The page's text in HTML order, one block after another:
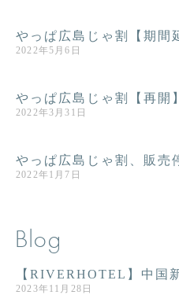
やっぱ広島じゃ割【期間
2022年5月6日
やっぱ広島じゃ割【再開
2022年3月31日
やっぱ広島じゃ割、販売
2022年1月7日
Blog
【RIVERHOTEL】中国
2023年11月28日